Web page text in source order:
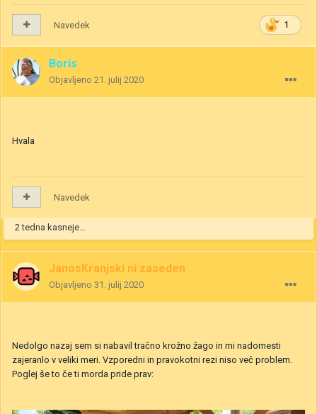
1
Navedek
Boris
Objavljeno 21. julij 2020
Hvala
Navedek
2 tedna kasneje...
JanosKranjski ni zaseden
Objavljeno 31. julij 2020
Nedolgo nazaj sem si nabavil tračno krožno žago in mi nadomesti
zajeranlo v veliki meri. Vzporedni in pravokotni rezi niso več problem.
Poglej še to če ti morda pride prav: